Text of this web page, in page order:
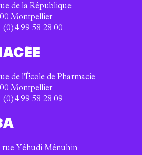
de la République
Montpellier
(0)4 99 58 28 00
de l'École de Pharmacie
Montpellier
(0)4 99 58 28 09
rue Yéhudi Ménuhin